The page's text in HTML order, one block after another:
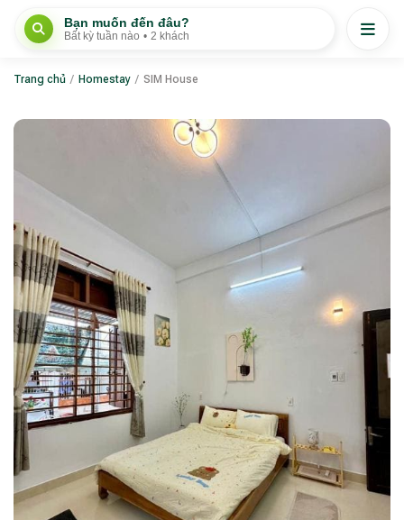
Bạn muốn đến đâu?
Bất kỳ tuần nào • 2 khách
Trang chủ / Homestay / SIM House